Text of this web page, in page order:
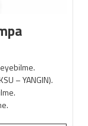
– YANGIN).